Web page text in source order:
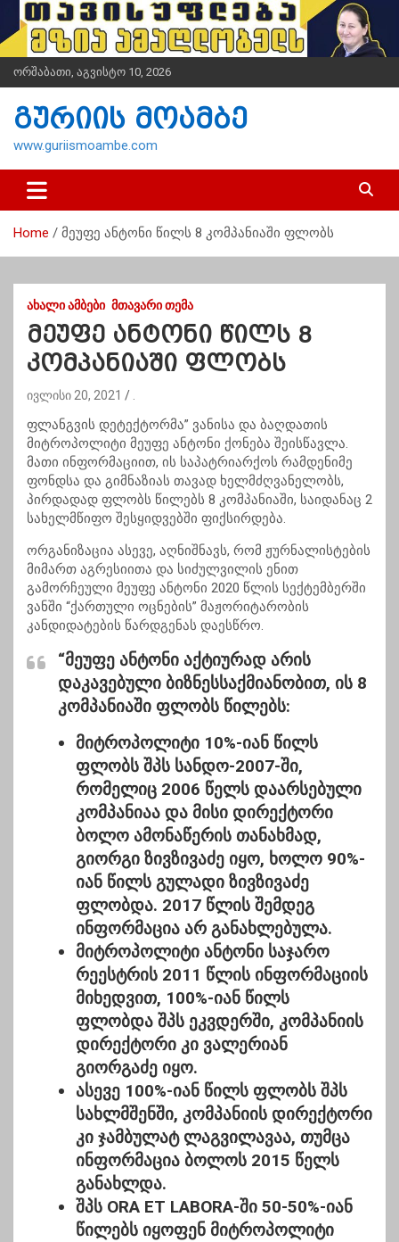
i
t
n
ორშაბათი, აგვისტო 10, 2026
გურიის მოამბე
www.guriismoambe.com
Home მეუფე ანტონი წილს 8 კომპანიაში ფლობს
ᲐᲮᲐᲚᲘ ᲐᲛᲑᲔᲑᲘ ᲛᲗᲐᲕᲐᲠᲘ ᲗᲔᲛᲐ
მეუფე ანტონი წილს 8
კომპანიაში ფლობს
ივლისი 20, 2021
ფლანგვის დეტექტორმა” ვანისა და ბაღდათის
მიტროპოლიტი მეუფე ანტონი ქონება შეისწავლა.
მათი ინფორმაციით, ის საპატრიარქოს რამდენიმე
ფონდსა და გიმნაზიას თავად ხელმძღვანელობს,
პირდადად ფლობს წილებს 8 კომპანიაში, საიდანაც 2
სახელმწიფო შესყიდვებში ფიქსირდება.
ორგანიზაცია ასევე, აღნიშნავს, რომ ჟურნალისტების
მიმართ აგრესიითა და სიძულვილის ენით
გამორჩეული მეუფე ანტონი 2020 წლის სექტემბერში
ვანში “ქართული ოცნების” მაჟორიტარობის
კანდიდატების წარდგენას დაესწრო.
“მეუფე ანტონი აქტიურად არის
დაკავებული ბიზნესსაქმიანობით, ის 8
კომპანიაში ფლობს წილებს:
მიტროპოლიტი 10%-იან წილს
ფლობს შპს სანდო-2007-ში,
რომელიც 2006 წელს დაარსებული
კომპანიაა და მისი დირექტორი
ბოლო ამონაწერის თანახმად,
გიორგი ზივზივაძე იყო, ხოლო 90%-
იან წილს გულადი ზივზივაძე
ფლობდა. 2017 წლის შემდეგ
ინფორმაცია არ განახლებულა.
მიტროპოლიტი ანტონი საჯარო
რეესტრის 2011 წლის ინფორმაციის
მიხედვით, 100%-იან წილს
ფლობდა შპს ეკვდერში, კომპანიის
დირექტორი კი ვალერიან
გიორგაძე იყო.
ასევე 100%-იან წილს ფლობს შპს
სახლმშენში, კომპანიის დირექტორი
კი ჯამბულატ ლაგვილავაა, თუმცა
ინფორმაცია ბოლოს 2015 წელს
განახლდა.
შპს ORA ET LABORA-ში 50-50%-იან
წილებს იყოფენ მიტროპოლიტი